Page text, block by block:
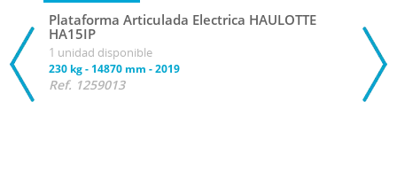
Plataforma Articulada Electrica HAULOTTE
HA15IP
1 unidad disponible
230 kg- 14870 mm -2019
Ref. 1259013